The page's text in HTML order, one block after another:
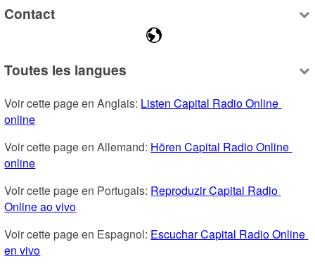
Contact
Toutes les langues
Voir cette page en Anglais: Listen Capital Radio Online
online
Voir cette page en Allemand: Hören Capital Radio Online
online
Voir cette page en Portugais: Reproduzir Capital Radio
Online ao vivo
Voir cette page en Espagnol: Escuchar Capital Radio Online
en vivo